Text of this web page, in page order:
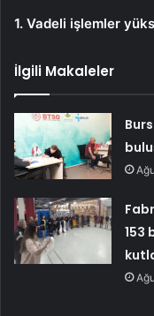
1. Vadeli işlemler
İlgili Makaleler
153